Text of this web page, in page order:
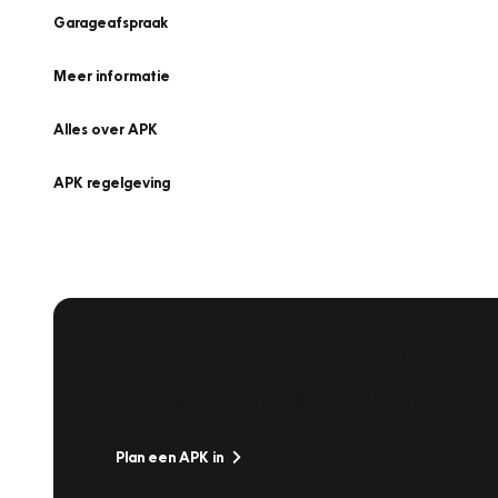
Garageafspraak
Meer informatie
Alles over APK
APK regelgeving
Plan een APK in